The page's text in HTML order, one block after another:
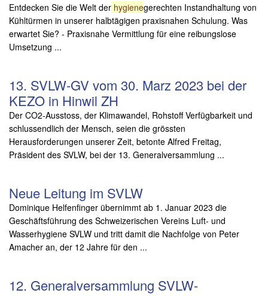
Entdecken Sie die Welt der hygienegerechten Instandhaltung von
Kühltürmen in unserer halbtägigen praxisnahen Schulung. Was
erwartet Sie? - Praxisnahe Vermittlung für eine reibungslose
Umsetzung ...
13. SVLW-GV vom 30. Marz 2023 bei der
KEZO in Hinwil ZH
Der CO2-Ausstoss, der Klimawandel, Rohstoff Verfügbarkeit und
schlussendlich der Mensch, seien die grössten
Herausforderungen unserer Zeit, betonte Alfred Freitag,
Präsident des SVLW, bei der 13. Generalversammlung ...
Neue Leitung im SVLW
Dominique Helfenfinger übernimmt ab 1. Januar 2023 die
Geschäftsführung des Schweizerischen Vereins Luft- und
Wasserhygiene SVLW und tritt damit die Nachfolge von Peter
Amacher an, der 12 Jahre für den ...
12. Generalversammlung SVLW-